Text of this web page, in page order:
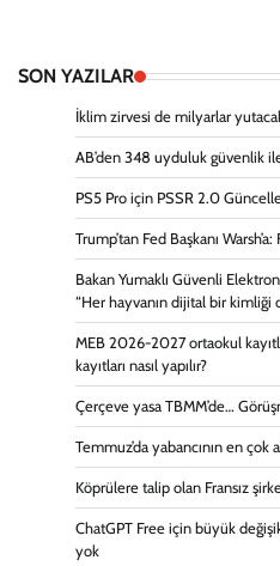
SON YAZILAR
İklim zirvesi de milyarlar
AB’den 348 uyduluk güvenlik
PS5 Pro için PSSR 2.0
Trump’tan Fed Başkanı
Bakan Yumaklı Güvenli
“Her hayvanın dijital bir kimliği
MEB 2026-2027 ortaokul
kayıtları nasıl yapılır?
Çerçeve yasa TBMM’de…
Temmuz’da yabancının en çok
Köprülere talip olan Fransız
ChatGPT Free için büyük
yok